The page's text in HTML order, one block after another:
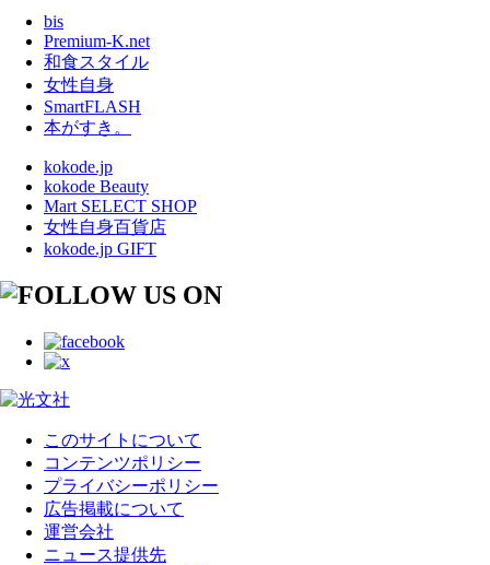
bis
Premium-K.net
和食スタイル
女性自身
SmartFLASH
本がすき。
kokode.jp
kokode Beauty
Mart SELECT SHOP
女性自身百貨店
kokode.jp GIFT
このサイトについて
コンテンツポリシー
プライバシーポリシー
広告掲載について
運営会社
ニュース提供先